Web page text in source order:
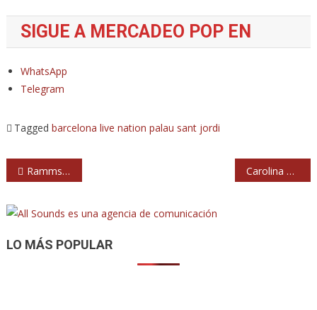
SIGUE A MERCADEO POP EN
WhatsApp
Telegram
Tagged barcelona live nation palau sant jordi
Navegación
entradas
Rammstein en Donosti: información, horarios y accesos Carolina Durante: gira de presentación de su nuevo disco
LO MÁS POPULAR